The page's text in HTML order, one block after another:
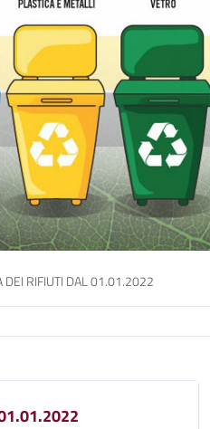
DEI RIFIUTI DAL 01.01.2022